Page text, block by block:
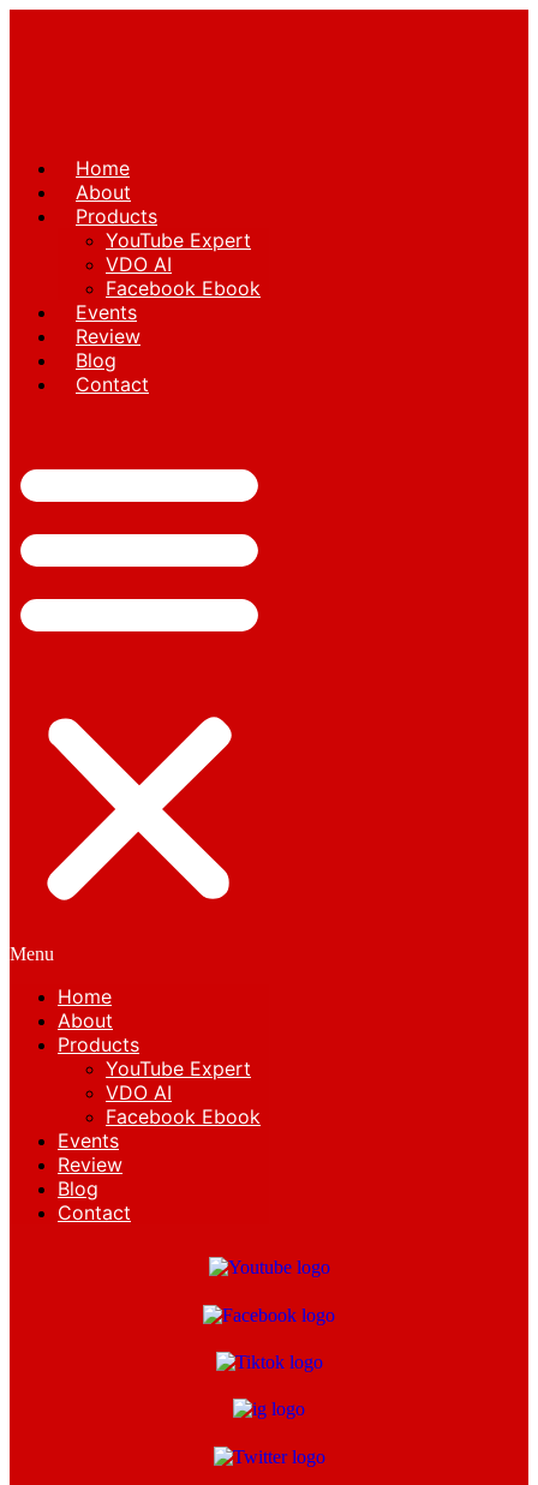
Home
About
Products
YouTube Expert
VDO AI
Facebook Ebook
Events
Review
Blog
Contact
Menu
Home
About
Products
YouTube Expert
VDO AI
Facebook Ebook
Events
Review
Blog
Contact